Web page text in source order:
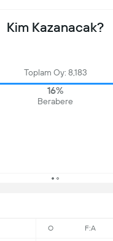
O F:A
Kim Kazanacak?
Toplam Oy: 8,183
16%
Berabere